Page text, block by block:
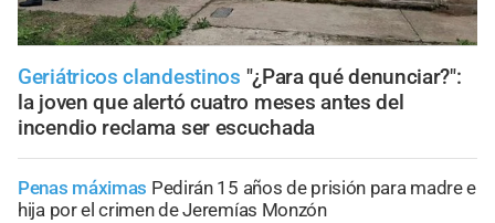
Geriátricos clandestinos "¿Para qué denunciar?":
la joven que alertó cuatro meses antes del
incendio reclama ser escuchada
Penas máximas Pedirán 15 años de prisión para madre e
hija por el crimen de Jeremías Monzón